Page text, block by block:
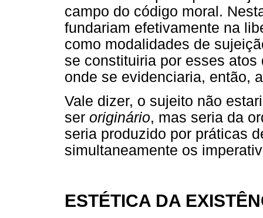
campo do código moral.
fundariam efetivamente na
como modalidades de
se constituiria por esses
onde se evidenciaria, então,
Vale dizer, o sujeito não
ser originário, mas seria da
seria produzido por práticas
simultaneamente os
ESTÉTICA DA